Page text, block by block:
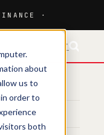
about
us to
order to
both